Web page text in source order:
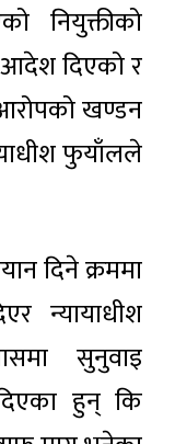
नियुक्तीको
दिएको र
खण्डन
फुयाँलले
दिने क्रममा
न्यायाधीश
सुनुवाइ
हुन् कि